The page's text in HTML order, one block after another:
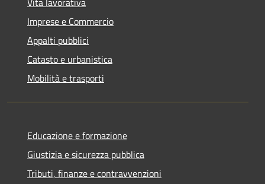
Imprese e Commercio
Appalti pubblici
Catasto e urbanistica
Mobilità e trasporti
Educazione e formazione
Giustizia e sicurezza pubblica
Tributi, finanze e contravvenzioni